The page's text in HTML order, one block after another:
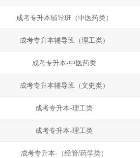
成考专升本辅导班（中医药类）
成考专升本辅导班（理工类）
成考专升本-中医药类
成考专升本辅导班（文史类）
成考专升本-理工类
成考专升本-理工类
成考专升本-（经管/药学类）